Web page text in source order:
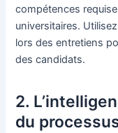
compétences
universitaires.
lors des entretiens
des candidats.
2.
du